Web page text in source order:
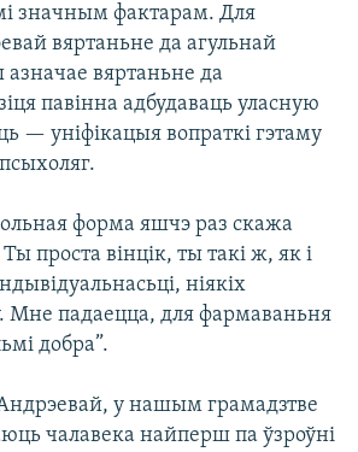
значным фактарам. Для
вяртаньне да агульнай
вяртаньне да
павінна адбудаваць уласную
— уніфікацыя вопраткі гэтаму
форма яшчэ раз скажа
Ты проста вінцік, ты такі ж, як і
ніякіх
Мне падаецца, для фармаваньня
добра”.
Андрэевай, у нашым грамадзтве
чалавека найперш па ўзроўні